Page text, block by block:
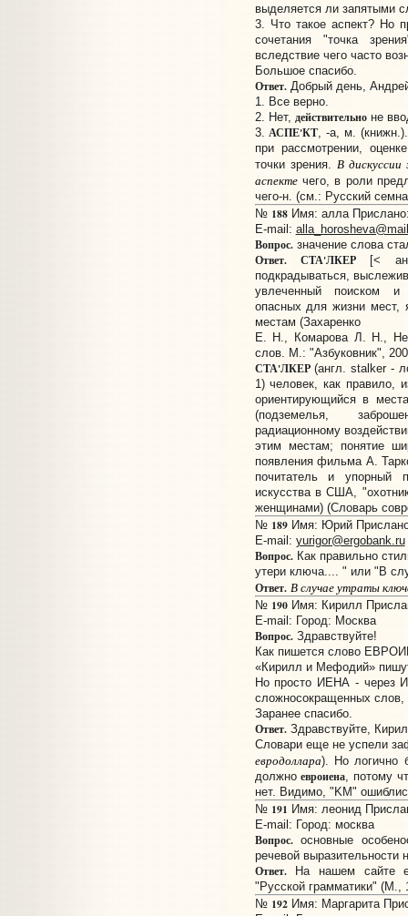
выделяется ли запятыми
3. Что такое аспект? Но
сочетания "точка
вследствие чего часто
Большое спасибо.
Ответ.Добрый день,
1. Все верно.
2. Нет, действительноне
3.АСПЕ'КТ, -а, м.
при рассмотрении,
точки зрения. В
аспектечего, в роли
чего-н. (см.: Русский
№ 188Имя: алла
E-mail:
Вопрос.значение слова
Ответ. СТА'ЛКЕР[<
подкрадываться,
увлеченный поиском и
опасных для жизни мест,
местам (Захаренко
Е. Н., Комарова Л. Н.,
слов. М.: "Азбуковник",
СТА'ЛКЕР(англ. stalker -
1) человек, как правило,
ориентирующийся в
(подземелья,
радиационному
этим местам; понятие
появления фильма А.
почитатель и упорный
искусства в США,
женщинами) (Словарь
№ 189Имя: Юрий
E-mail: yurigor@ergobank.ru
Вопрос.Как правильно
утери ключа.... " или "В
Ответ. В случае утраты
№ 190Имя: Кирилл
E-mail: Город: Москва
Вопрос.Здравствуйте!
Как пишется слово
«Кирилл и Мефодий»
Но просто ИЕНА - через
сложносокращенных слов,
Заранее спасибо.
Ответ.Здравствуйте,
Словари еще не успели
евродоллара). Но логично
должноевроиена, потому
нет. Видимо, "KM"
№ 191 Имя: леонид
E-mail: Город: москва
Вопрос.основные
речевой выразительности
Ответ.На нашем сайте
"Русской грамматики" (М.,
№ 192Имя: Маргарита